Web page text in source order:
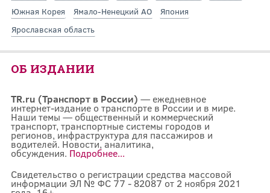
Южная Корея
Ямало-Ненецкий АО
Япония
Ярославская область
ОБ ИЗДАНИИ
TR.ru (Транспорт в России) — ежедневное
интернет-издание о транспорте в России и в мире.
Наши темы — общественный и коммерческий
транспорт, транспортные системы городов и
регионов, инфраструктура для пассажиров и
водителей. Новости, аналитика,
обсуждения. Подробнее...
Свидетельство о регистрации средства массовой
информации ЭЛ № ФС 77 - 82087 от 2 ноября 2021